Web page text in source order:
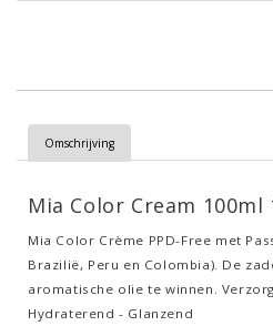
Omschrijving
Mia Color Cream 100ml
Mia Color Crème PPD-Free met
Brazilië, Peru en Colombia). De
aromatische olie te winnen.
Hydraterend - Glanzend